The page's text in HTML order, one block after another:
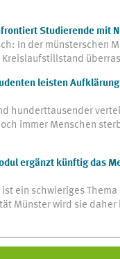
Studierende mit
In der münsterschen
leisten
hunderttausender
immer Menschen
ergänzt künftig das
ein schwieriges Thema
Münster wird sie